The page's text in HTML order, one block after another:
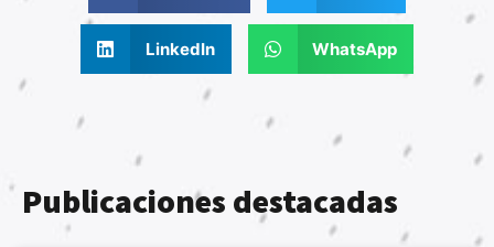
LinkedIn WhatsApp
Publicaciones destacadas